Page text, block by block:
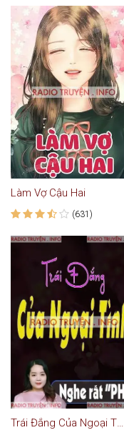
Làm Vợ Cậu Hai
(631)
Trái Đắng Của Ngoại Tình